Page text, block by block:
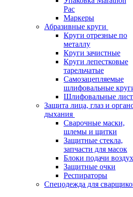
Pac
Маркеры
Абразивные круги
Круги отрезные по
металлу
Круги зачистные
Круги лепестковые
тарельчатые
Самозацепляемые
шлифовальные
Шлифовальные
Защита лица, глаз и
дыхания
Сварочные маски,
шлемы и щитки
Защитные стекла,
запчасти для масок
Блоки подачи
Защитные очки
Респираторы
Спецодежда для